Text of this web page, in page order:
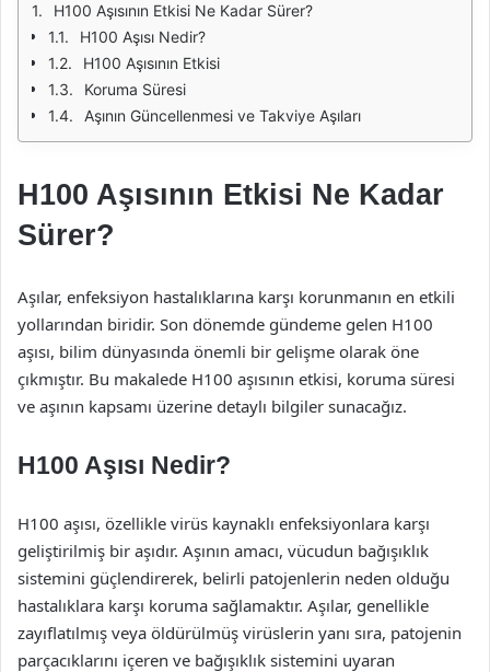
H100 Aşısının Etkisi Ne Kadar Sürer?
H100 Aşısı Nedir?
H100 Aşısının Etkisi
Koruma Süresi
Aşının Güncellenmesi ve Takviye Aşıları
H100 Aşısının Etkisi Ne Kadar
Sürer?
Aşılar, enfeksiyon hastalıklarına karşı korunmanın en etkili
yollarından biridir. Son dönemde gündeme gelen H100
aşısı, bilim dünyasında önemli bir gelişme olarak öne
çıkmıştır. Bu makalede H100 aşısının etkisi, koruma süresi
ve aşının kapsamı üzerine detaylı bilgiler sunacağız.
H100 Aşısı Nedir?
H100 aşısı, özellikle virüs kaynaklı enfeksiyonlara karşı
geliştirilmiş bir aşıdır. Aşının amacı, vücudun bağışıklık
sistemini güçlendirerek, belirli patojenlerin neden olduğu
hastalıklara karşı koruma sağlamaktır. Aşılar, genellikle
zayıflatılmış veya öldürülmüş virüslerin yanı sıra, patojenin
parçacıklarını içeren ve bağışıklık sistemini uyaran